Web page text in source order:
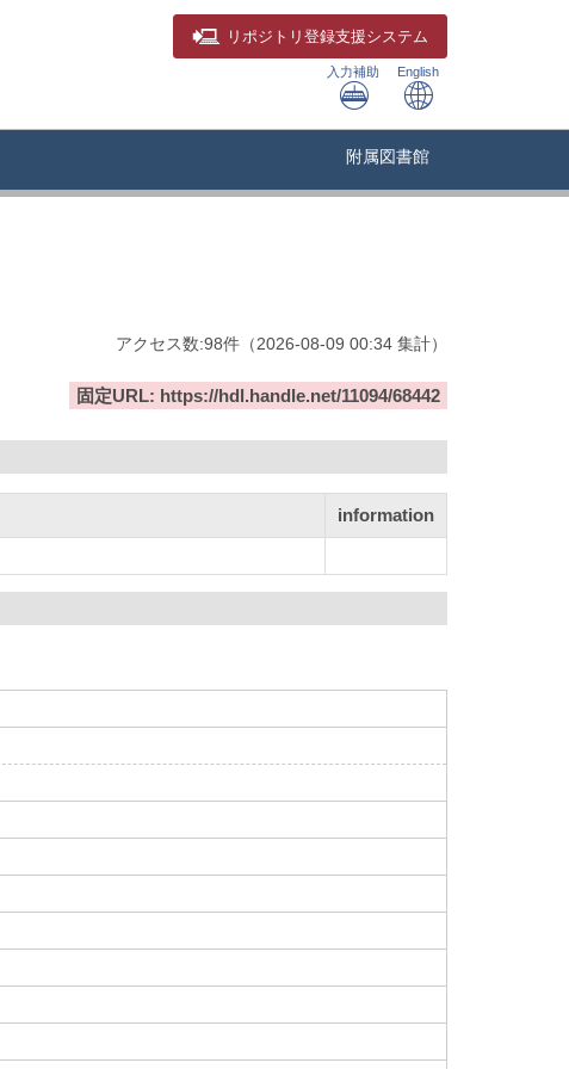
リポジトリ 登録支援システム
入力補助 English
附属図書館
アクセス数:98件 （2026-08-09 00:34 集計）
固定URL: https://hdl.handle.net/11094/68442
information